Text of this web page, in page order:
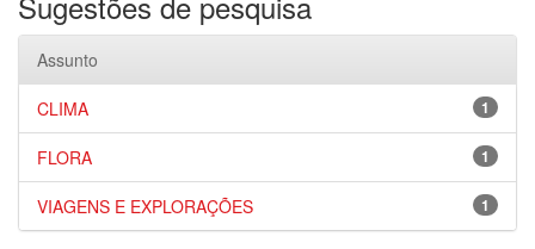
Assunto
1
CLIMA
1
FLORA
1
VIAGENS E EXPLORAÇÕES